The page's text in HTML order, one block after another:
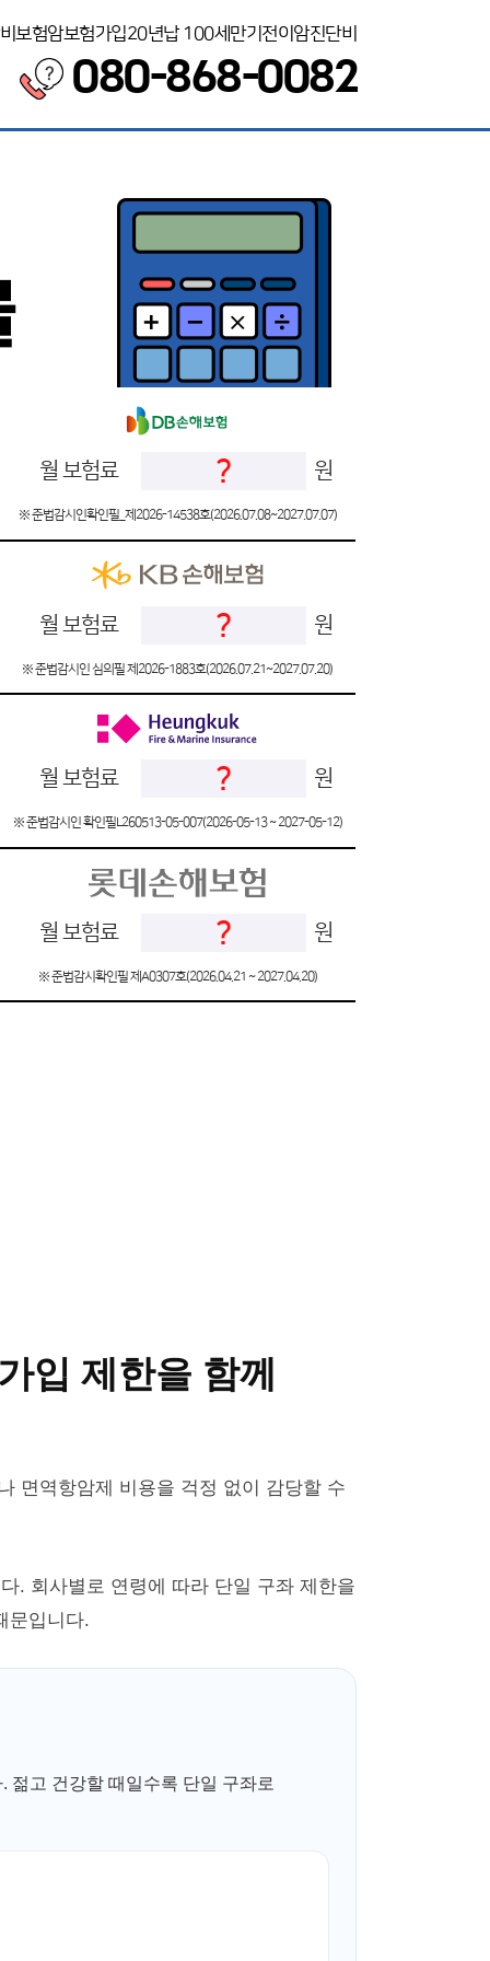
보험암보험가입20년납 100세만기 전이암진단비
080-868-0082
월 보험료 ? 원
※ 준법감시인확인필_제2026-14538호(2026.07.08~2027.07.07)
월 보험료 ? 원
※ 준법감시인 심의필 제2026-1883호(2026.07.21~2027.07.20)
월 보험료 ? 원
※ 준법감시인 확인필L260513-05-007(2026-05-13 ~ 2027-05-12)
월 보험료 ? 원
※ 준법감시확인필 제A0307호(2026.04.21 ~ 2027.04.20)
입 제한을 함께
면역항암제 비용을 걱정 없이 감당할 수
. 회사별로 연령에 따라 단일 구좌 제한을
문입니다.
젊고 건강할 때일수록 단일 구좌로